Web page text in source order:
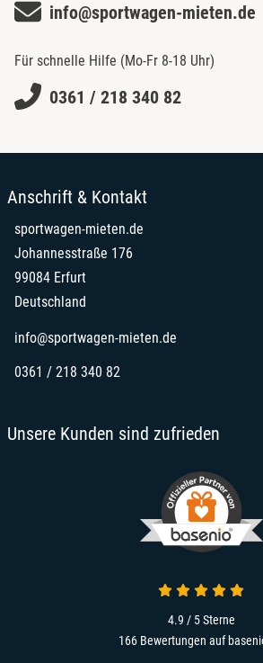
info@sportwagen-mieten.de
Für schnelle Hilfe (Mo-Fr 8-18 Uhr)
0361 / 218 340 82
Anschrift & Kontakt
sportwagen-mieten.de
Johannesstraße 176
99084 Erfurt
Deutschland
info@sportwagen-mieten.de
0361 / 218 340 82
Unsere Kunden sind zufrieden
4.9
4.9 / 5Sterne
166 Bewertungen auf